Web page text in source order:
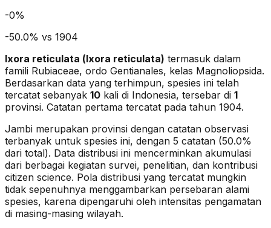
-0%
-50.0% vs 1904
Ixora reticulata (Ixora reticulata) termasuk dalam
famili Rubiaceae, ordo Gentianales, kelas Magnoliopsida.
Berdasarkan data yang terhimpun, spesies ini telah
tercatat sebanyak 10 kali di Indonesia, tersebar di 1
provinsi. Catatan pertama tercatat pada tahun 1904.
Jambi merupakan provinsi dengan catatan observasi
terbanyak untuk spesies ini, dengan 5 catatan (50.0%
dari total). Data distribusi ini mencerminkan akumulasi
dari berbagai kegiatan survei, penelitian, dan kontribusi
citizen science. Pola distribusi yang tercatat mungkin
tidak sepenuhnya menggambarkan persebaran alami
spesies, karena dipengaruhi oleh intensitas pengamatan
di masing-masing wilayah.